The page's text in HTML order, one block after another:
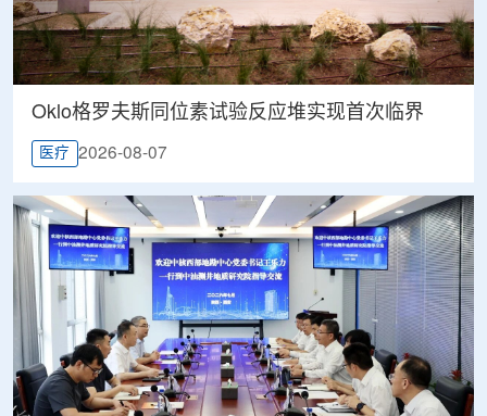
Oklo格罗夫斯同位素试验反应堆实现首次临界
医疗 2026-08-07